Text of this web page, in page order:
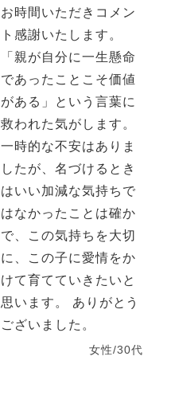
お時間いただきコメン
ト感謝いたします。
「親が自分に一生懸命
であったことこそ価値
がある」という言葉に
救われた気がします。
一時的な不安はありま
したが、名づけるとき
はいい加減な気持ちで
はなかったことは確か
で、この気持ちを大切
に、この子に愛情をか
けて育てていきたいと
思います。 ありがとう
ございました。
女性/30代